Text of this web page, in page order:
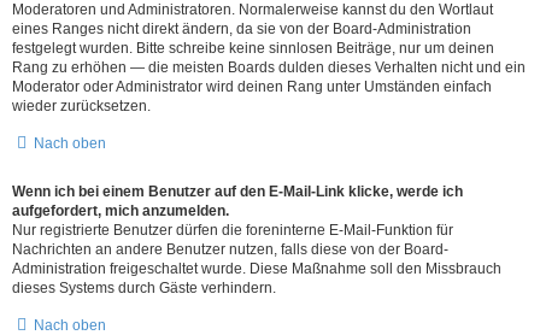
Moderatoren und Administratoren. Normalerweise kannst du den Wortlaut
eines Ranges nicht direkt ändern, da sie von der Board-Administration
festgelegt wurden. Bitte schreibe keine sinnlosen Beiträge, nur um deinen
Rang zu erhöhen — die meisten Boards dulden dieses Verhalten nicht und ein
Moderator oder Administrator wird deinen Rang unter Umständen einfach
wieder zurücksetzen.
Nach oben
Wenn ich bei einem Benutzer auf den E-Mail-Link klicke, werde ich
aufgefordert, mich anzumelden.
Nur registrierte Benutzer dürfen die foreninterne E-Mail-Funktion für
Nachrichten an andere Benutzer nutzen, falls diese von der Board-
Administration freigeschaltet wurde. Diese Maßnahme soll den Missbrauch
dieses Systems durch Gäste verhindern.
Nach oben